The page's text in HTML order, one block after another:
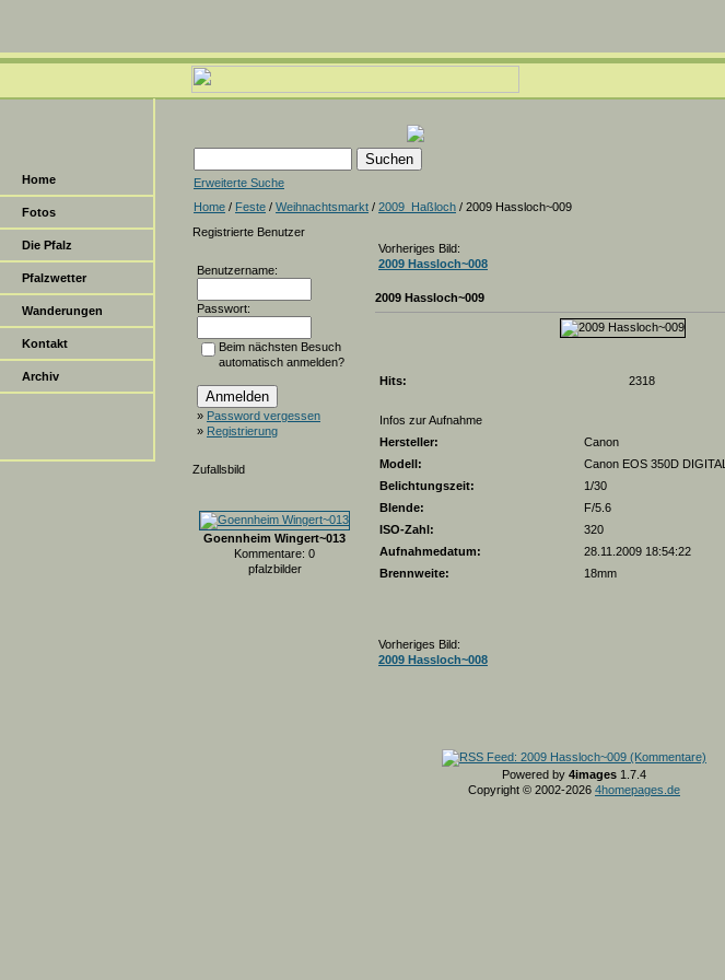
Home
Fotos
Die Pfalz
Pfalzwetter
Wanderungen
Kontakt
Archiv
Erweiterte Suche
Home / Feste / Weihnachtsmarkt / 2009_Haßloch / 2009 Hassloch~009
Registrierte Benutzer
Benutzername:
Passwort:
Beim nächsten Besuch
automatisch anmelden?
» Password vergessen
» Registrierung
Zufallsbild
Goennheim Wingert~013
Kommentare: 0
pfalzbilder
Vorheriges Bild:
2009 Hassloch~008
2009 Hassloch~009
Hits: 2318
Infos zur Aufnahme
Hersteller:
Canon
Modell:
Canon EOS 350D DIGITAL
Belichtungszeit:
1/30
Blende:
F/5.6
ISO-Zahl:
320
Aufnahmedatum:
28.11.2009 18:54:22
Brennweite:
18mm
Vorheriges Bild:
2009 Hassloch~008
Powered by 4images 1.7.4
Copyright © 2002-2026 4homepages.de